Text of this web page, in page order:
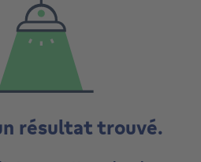
résultat trouvé.